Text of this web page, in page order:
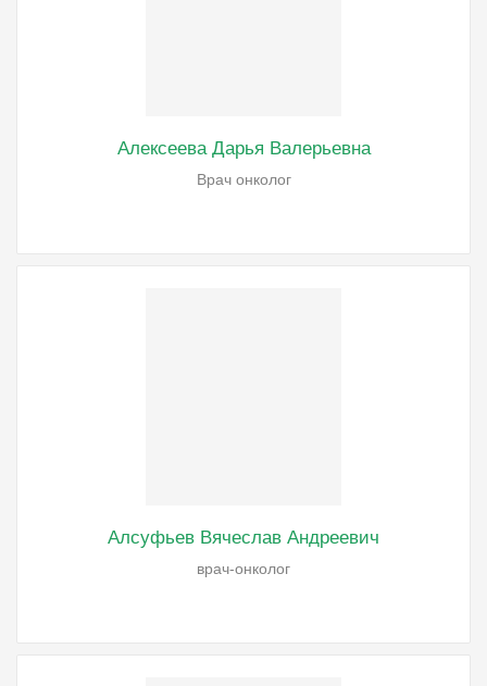
Алексеева Дарья Валерьевна
Врач онколог
Алсуфьев Вячеслав Андреевич
врач-онколог